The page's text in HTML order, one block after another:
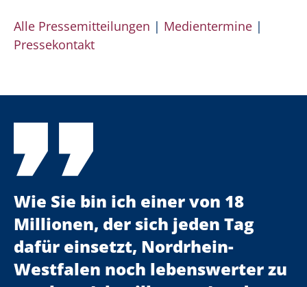
Alle Pressemitteilungen | Medientermine |
Pressekontakt
Wie Sie bin ich einer von 18
Millionen, der sich jeden Tag
dafür einsetzt, Nordrhein-
Westfalen noch lebenswerter zu